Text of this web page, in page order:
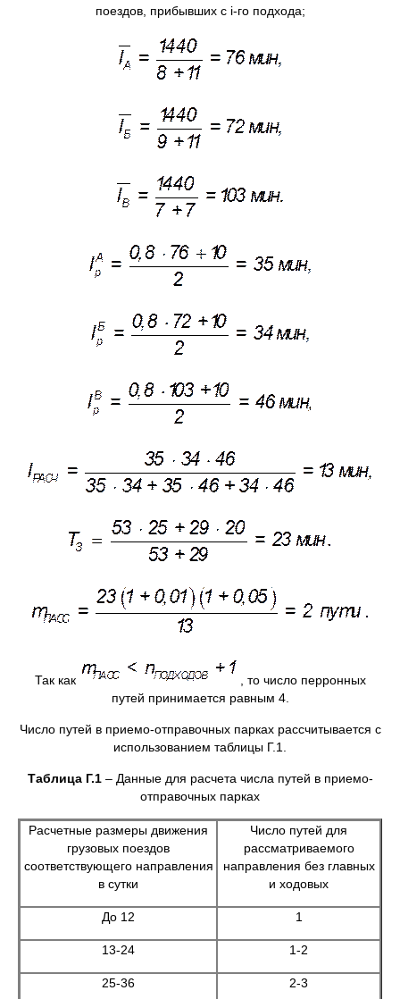
поездов, прибывших с i-го подхода;
Так как
, то число перронных
путей принимается равным 4.
Число путей в приемо-отправочных парках рассчитывается с
использованием таблицы Г.1.
Таблица Г.1– Данные для расчета числа путей в приемо-
отправочных парках
Расчетные размеры движения
грузовых поездов
соответствующего направления
в сутки
Число путей для
рассматриваемого
направления без главных
и ходовых
До 12 1
13-24 1-2
25-36 2-3